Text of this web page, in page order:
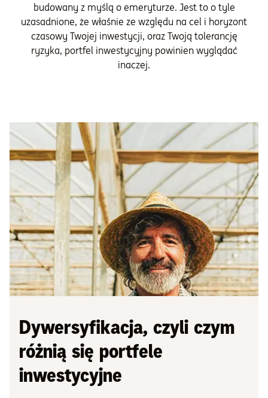
budowany z myślą o emeryturze. Jest to o tyle
uzasadnione, że właśnie ze względu na cel i horyzont
czasowy Twojej inwestycji, oraz Twoją tolerancję
ryzyka, portfel inwestycyjny powinien wyglądać
inaczej.
Dywersyfikacja, czyli czym
różnią się portfele
inwestycyjne